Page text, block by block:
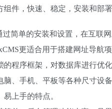
件，快速、稳定，安装和部
简单的安装和设置，在互联
更适合用于搭建网址导
程序框架，对数据库进行优化
、手机、平板等各种尺寸设
上手的特点。